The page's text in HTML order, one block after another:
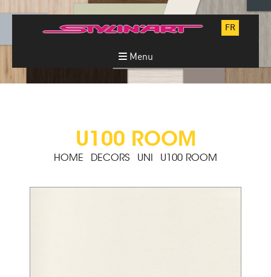
FR
Menu
U100 ROOM
HOME DECORS UNI U100 ROOM